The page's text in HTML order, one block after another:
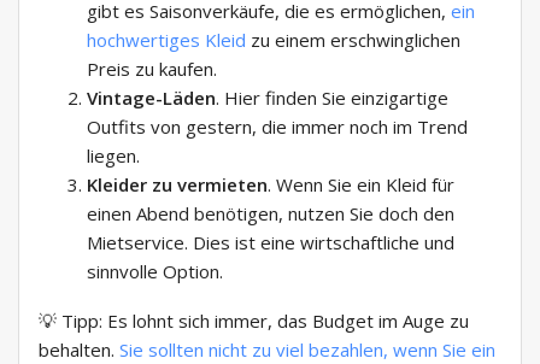
gibt es Saisonverkäufe, die es ermöglichen, ein
hochwertiges Kleid zu einem erschwinglichen
Preis zu kaufen.
Vintage-Läden. Hier finden Sie einzigartige
Outfits von gestern, die immer noch im Trend
liegen.
Kleider zu vermieten. Wenn Sie ein Kleid für
einen Abend benötigen, nutzen Sie doch den
Mietservice. Dies ist eine wirtschaftliche und
sinnvolle Option.
💡 Tipp: Es lohnt sich immer, das Budget im Auge zu
behalten. Sie sollten nicht zu viel bezahlen, wenn Sie ein